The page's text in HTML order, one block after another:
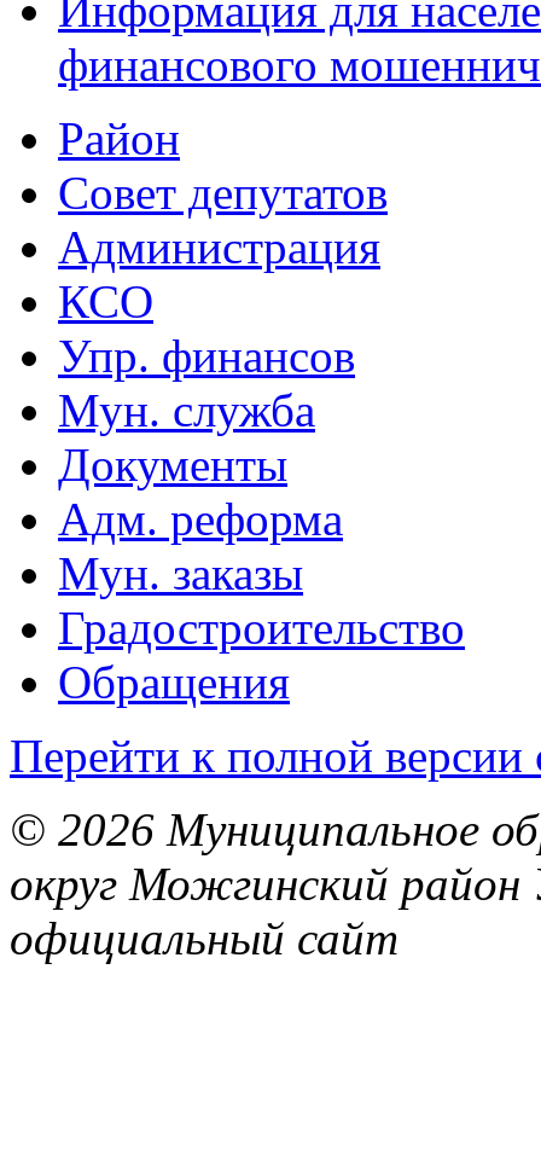
финансового
Район
Совет депутатов
Администрация
КСО
Упр. финансов
Мун. служба
Документы
Адм. реформа
Мун. заказы
Градостроительство
Обращения
Перейти к полной версии
© 2026 Муниципальное
округ Можгинский район
официальный сайт